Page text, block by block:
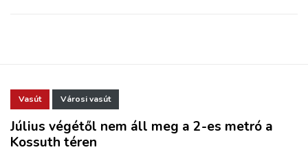
HAJÓZÁS
BLOG
Vasút Városi vasút
Július végétől nem áll meg a 2-es metró a
Kossuth téren